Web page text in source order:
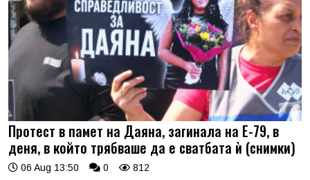
Протест в памет на Даяна, загинала на Е-79, в
деня, в който трябваше да е сватбата ѝ (снимки)
06 Aug 13:50 0 812